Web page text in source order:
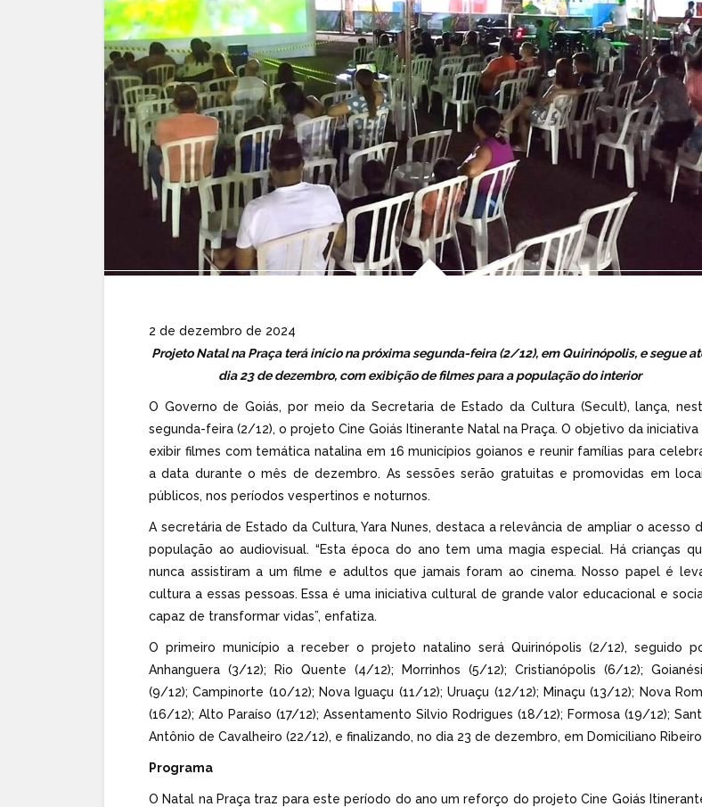
2 de dezembro de 2024
Projeto Natal na Praça terá início na próxima segunda-feira (2/12), em Quirinópolis, e segue
dia 23 de dezembro, com exibição de filmes para a população do interior
O Governo de Goiás, por meio da Secretaria de Estado da Cultura (Secult), lança,
segunda-feira (2/12), o projeto Cine Goiás Itinerante Natal na Praça. O objetivo da iniciativa
exibir filmes com temática natalina em 16 municípios goianos e reunir famílias para
a data durante o mês de dezembro. As sessões serão gratuitas e promovidas em
públicos, nos períodos vespertinos e noturnos.
A secretária de Estado da Cultura, Yara Nunes, destaca a relevância de ampliar o acesso
população ao audiovisual. “Esta época do ano tem uma magia especial. Há crianças
nunca assistiram a um filme e adultos que jamais foram ao cinema. Nosso papel é
cultura a essas pessoas. Essa é uma iniciativa cultural de grande valor educacional e
capaz de transformar vidas”, enfatiza.
O primeiro município a receber o projeto natalino será Quirinópolis (2/12), seguido
Anhanguera (3/12); Rio Quente (4/12); Morrinhos (5/12); Cristianópolis (6/12);
(9/12); Campinorte (10/12); Nova Iguaçu (11/12); Uruaçu (12/12); Minaçu (13/12); Nova
(16/12); Alto Paraíso (17/12); Assentamento Silvio Rodrigues (18/12); Formosa (19/12);
Antônio de Cavalheiro (22/12), e finalizando, no dia 23 de dezembro, em Domiciliano
Programa
O Natal na Praça traz para este período do ano um reforço do projeto Cine Goiás